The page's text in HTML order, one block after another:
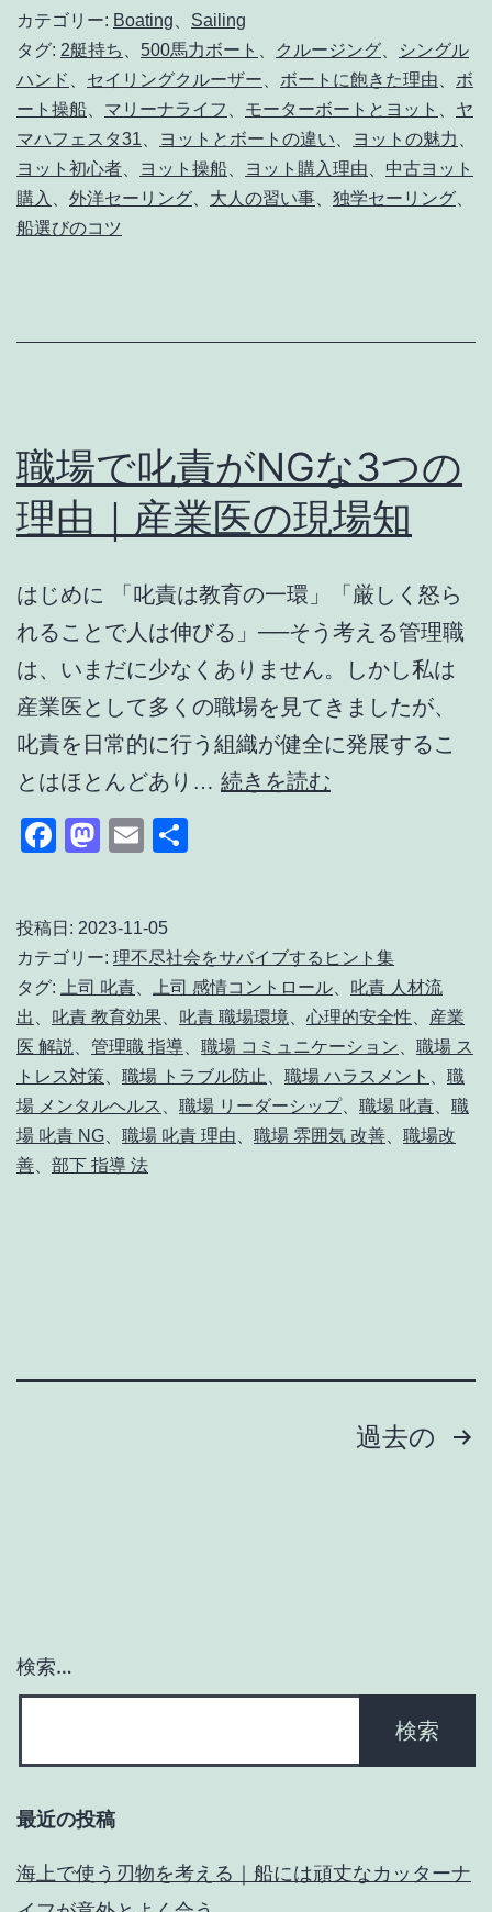
ト
を
買
っ
た
半
買
理
由
｜
操
船
の
面
白
の
違
い
カテゴリー: Boating
Sailing
タグ: 2艇持ち 500馬力ボート クルージング
シングル
ハンド
セイリングクルーザー ボートに飽きた理由
ボ
ート操船
マリーナライフ モーターボートとヨット
ヤ
マハフェスタ31
ヨットとボートの違い ヨットの魅力
ヨット初心者
ヨット操船 ヨット購入理由
中古ヨット
購入
外洋セーリング 大人の習い事 独学セーリング
船選びのコツ
職場で叱責がNGな3つの
理由｜産業医の現場知
はじめに 「叱責は教育の一環」「厳しく怒ら
れることで人は伸びる」──そう考える管理職
は、いまだに少なくありません。しかし私は
産業医として多くの職場を見てきましたが、
叱責を日常的に行う組織が健全に発展するこ
とはほとんどあり… 続きを読む
が
NG
な
3
つ
医
Facebook
Mastodon
Email
投稿日: 2023-11-05
カテゴリー: 理不尽社会をサバイブするヒント集
タグ:
上司 叱責 上司 感情コントロール
叱責 人材流
出
叱責 教育効果 叱責 職場環境 心理的安全性
産業
医 解説
管理職 指導 職場 コミュニケーション
職場 ス
トレス対策
職場 トラブル防止 職場 ハラスメント
職
場 メンタルヘルス
職場 リーダーシップ、 職場 叱責
職
場 叱責 NG
職場 叱責 理由 職場 雰囲気 改善
職場改
善
部下 指導 法
ジ
過去の
検索…
最近の投稿
海上で使う刃物を考える｜船には頑丈なカッターナ